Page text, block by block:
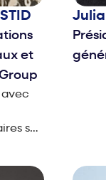
et
avec
sur
Julia